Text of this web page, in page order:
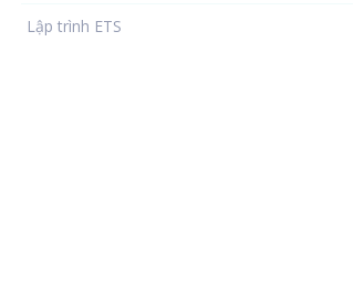
Lập trình ETS